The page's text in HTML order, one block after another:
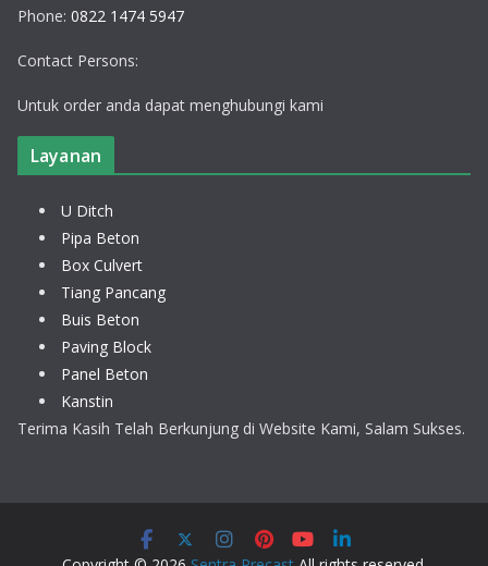
Phone: 0822 1474 5947
Contact Persons:
Untuk order anda dapat menghubungi kami
Layanan
U Ditch
Pipa Beton
Box Culvert
Tiang Pancang
Buis Beton
Paving Block
Panel Beton
Kanstin
Terima Kasih Telah Berkunjung di Website Kami, Salam Sukses.